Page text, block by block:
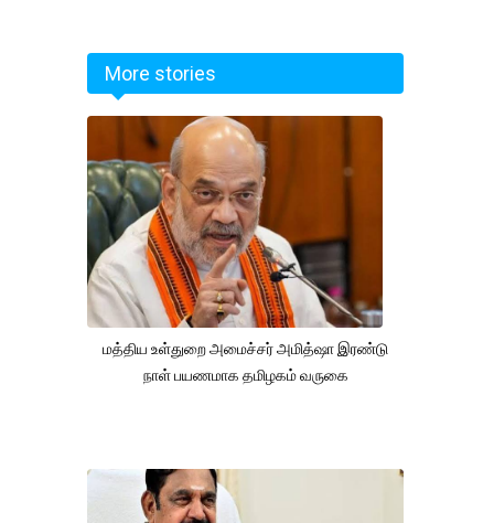
More stories
மத்திய உள்துறை அமைச்சர் அமித்ஷா இரண்டு
நாள் பயணமாக தமிழகம் வருகை